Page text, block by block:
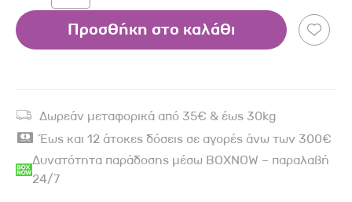
Προσθήκη στο καλάθι
Δωρεάν μεταφορικά από 35€ & έως 30kg
Έως και 12 άτοκες δόσεις σε αγορές άνω των 300€
Δυνατότητα παράδοσης μέσω BOXNOW – παραλαβή
24/7